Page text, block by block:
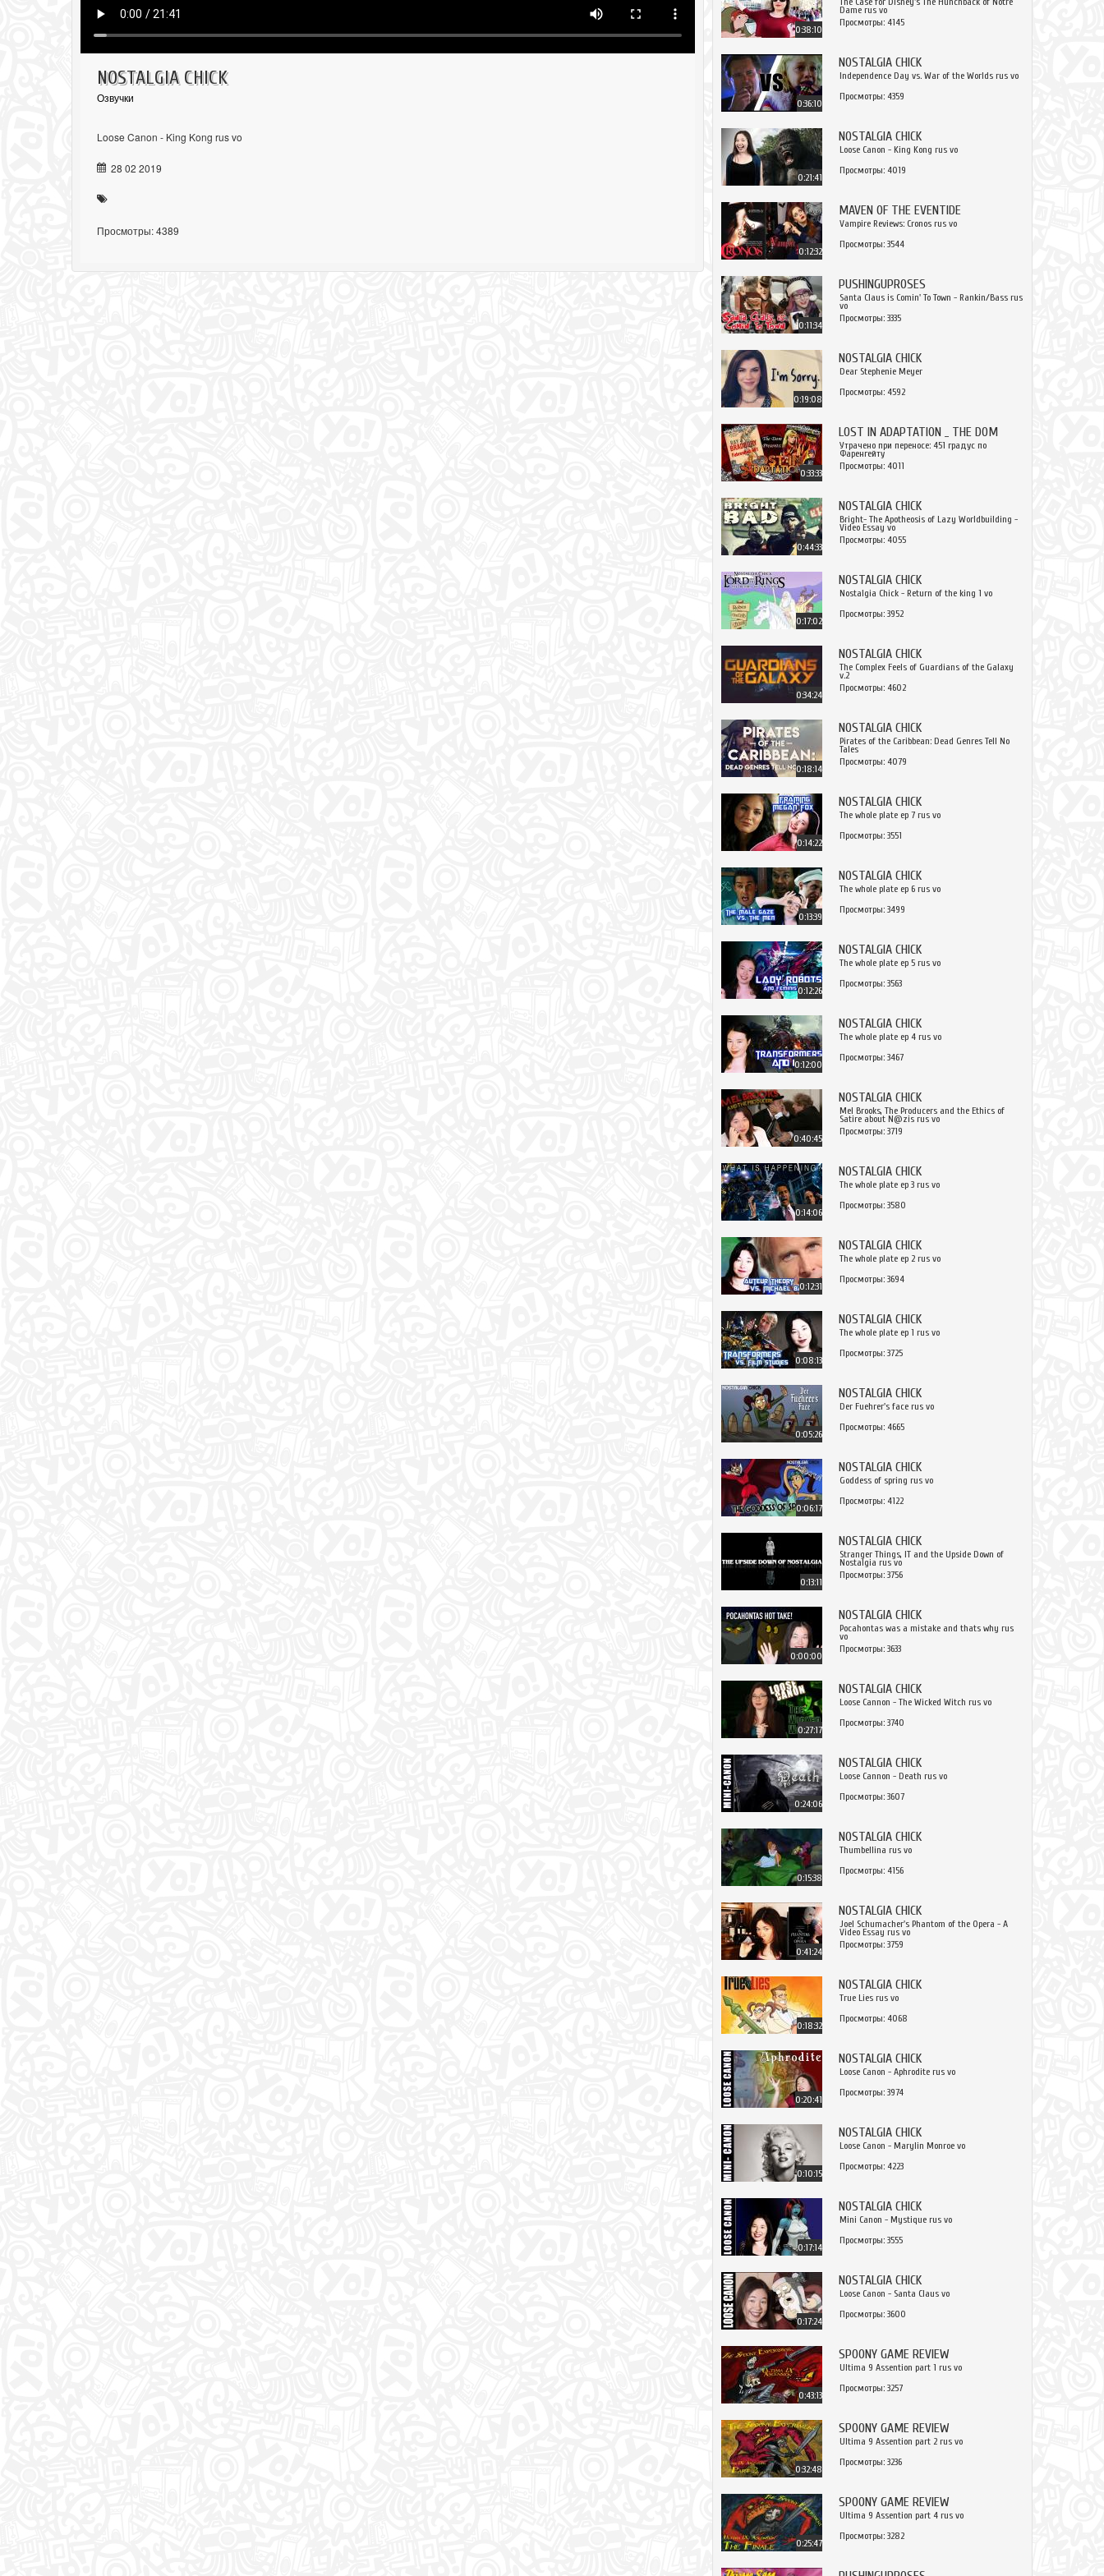
NOSTALGIA CHICK
Озвучки
Loose Canon - King Kong rus vo
28 02 2019
Просмотры: 4389
Dame rus vo
Просмотры: 4145
0:38:10
NOSTALGIA CHICK
Independence Day vs. War of the Worlds rus vo
Просмотры: 4359
0:36:10
NOSTALGIA CHICK
Loose Canon - King Kong rus vo
Просмотры: 4019
0:21:41
MAVEN OF THE EVENTIDE
Vampire Reviews: Cronos rus vo
Просмотры: 3544
0:12:32
PUSHINGUPROSES
Santa Claus is Comin' To Town - Rankin/Bass rus
vo
Просмотры: 3335
0:11:34
NOSTALGIA CHICK
Dear Stephenie Meyer
Просмотры: 4592
0:19:08
LOST IN ADAPTATION _ THE DOM
Утрачено при переносе: 451 градус по
Фаренгейту
Просмотры: 4011
0:33:33
NOSTALGIA CHICK
Bright- The Apotheosis of Lazy Worldbuilding -
Video Essay vo
Просмотры: 4055
0:44:33
NOSTALGIA CHICK
Nostalgia Chick - Return of the king 1 vo
Просмотры: 3952
0:17:02
NOSTALGIA CHICK
The Complex Feels of Guardians of the Galaxy
v.2
Просмотры: 4602
0:34:24
NOSTALGIA CHICK
Pirates of the Caribbean: Dead Genres Tell No
Tales
Просмотры: 4079
0:18:14
NOSTALGIA CHICK
The whole plate ep 7 rus vo
Просмотры: 3551
0:14:22
NOSTALGIA CHICK
The whole plate ep 6 rus vo
Просмотры: 3499
0:13:39
NOSTALGIA CHICK
The whole plate ep 5 rus vo
Просмотры: 3563
0:12:26
NOSTALGIA CHICK
The whole plate ep 4 rus vo
Просмотры: 3467
0:12:00
NOSTALGIA CHICK
Mel Brooks, The Producers and the Ethics of
Satire about N@zis rus vo
Просмотры: 3719
0:40:45
NOSTALGIA CHICK
The whole plate ep 3 rus vo
Просмотры: 3580
0:14:06
NOSTALGIA CHICK
The whole plate ep 2 rus vo
Просмотры: 3694
0:12:31
NOSTALGIA CHICK
The whole plate ep 1 rus vo
Просмотры: 3725
0:08:13
NOSTALGIA CHICK
Der Fuehrer's face rus vo
Просмотры: 4665
0:05:26
NOSTALGIA CHICK
Goddess of spring rus vo
Просмотры: 4122
0:06:17
NOSTALGIA CHICK
Stranger Things, IT and the Upside Down of
Nostalgia rus vo
Просмотры: 3756
0:13:11
NOSTALGIA CHICK
Pocahontas was a mistake and thats why rus
vo
Просмотры: 3633
0:00:00
NOSTALGIA CHICK
Loose Cannon - The Wicked Witch rus vo
Просмотры: 3740
0:27:17
NOSTALGIA CHICK
Loose Cannon - Death rus vo
Просмотры: 3607
0:24:06
NOSTALGIA CHICK
Thumbellina rus vo
Просмотры: 4156
0:15:38
NOSTALGIA CHICK
Joel Schumacher's Phantom of the Opera - A
Video Essay rus vo
Просмотры: 3759
0:41:24
NOSTALGIA CHICK
True Lies rus vo
Просмотры: 4068
0:18:32
NOSTALGIA CHICK
Loose Canon - Aphrodite rus vo
Просмотры: 3974
0:20:41
NOSTALGIA CHICK
Loose Canon - Marylin Monroe vo
Просмотры: 4223
0:10:15
NOSTALGIA CHICK
Mini Canon - Mystique rus vo
Просмотры: 3555
0:17:14
NOSTALGIA CHICK
Loose Canon - Santa Claus vo
Просмотры: 3600
0:17:24
SPOONY GAME REVIEW
Ultima 9 Assention part 1 rus vo
Просмотры: 3257
0:43:13
SPOONY GAME REVIEW
Ultima 9 Assention part 2 rus vo
Просмотры: 3236
0:32:48
SPOONY GAME REVIEW
Ultima 9 Assention part 4 rus vo
Просмотры: 3282
0:25:47